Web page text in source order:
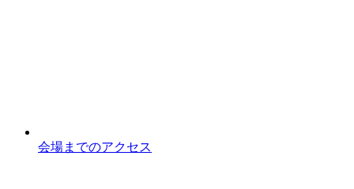
会場までのアクセス